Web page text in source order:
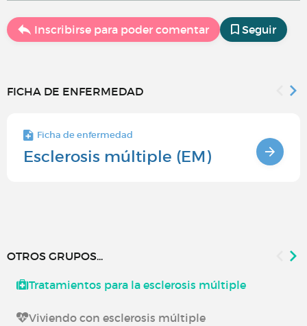
Inscribirse para poder comentar Seguir
FICHA DE ENFERMEDAD
Ficha de enfermedad
Esclerosis múltiple (EM)
OTROS GRUPOS...
Tratamientos para la esclerosis múltiple
Viviendo con esclerosis múltiple